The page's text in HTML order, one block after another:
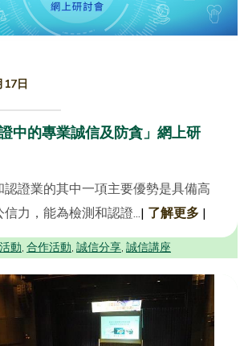
17日
證中的專業誠信及防貪」網上研
認證業的其中一項主要優勢是具備高
力，能為檢測和認證...| 了解更多 |
動, 合作活動, 誠信分享, 誠信講座